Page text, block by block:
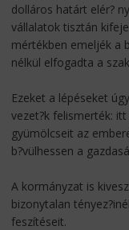
dolláros határt elér?
vállalatok tisztán
mértékben emeljék a
nélkül elfogadta a
Ezeket a lépéseket
vezet?k felismerték:
gyümölcseit az
b?vülhessen a
A kormányzat is
bizonytalan
feszítéseit.